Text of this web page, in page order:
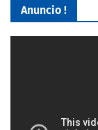
Anuncio !